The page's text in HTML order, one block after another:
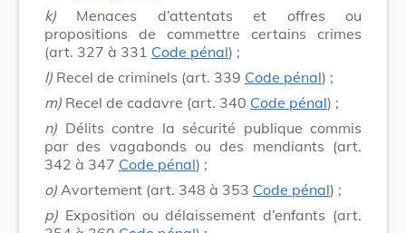
k) Menaces d’attentats et offres ou
propositions de commettre certains crimes
(art. 327 à 331 Code pénal) ;
l) Recel de criminels (art. 339 Code pénal) ;
m) Recel de cadavre (art. 340 Code pénal) ;
n) Délits contre la sécurité publique commis
par des vagabonds ou des mendiants (art.
342 à 347 Code pénal) ;
o) Avortement (art. 348 à 353 Code pénal) ;
p) Exposition ou délaissement d’enfants (art.